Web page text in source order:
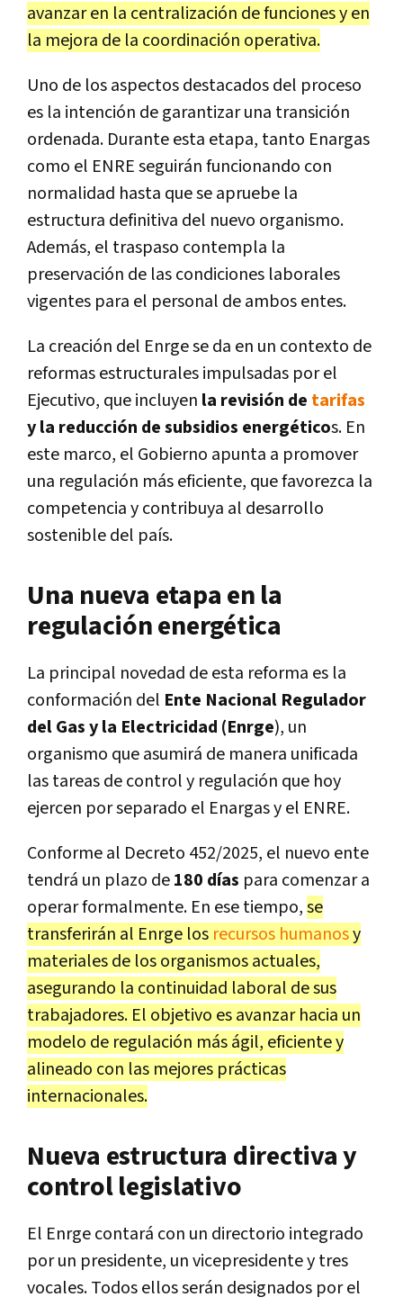
avanzar en la centralización de funciones y en
la mejora de la coordinación operativa.
Uno de los aspectos destacados del proceso
es la intención de garantizar una transición
ordenada. Durante esta etapa, tanto Enargas
como el ENRE seguirán funcionando con
normalidad hasta que se apruebe la
estructura definitiva del nuevo organismo.
Además, el traspaso contempla la
preservación de las condiciones laborales
vigentes para el personal de ambos entes.
La creación del Enrge se da en un contexto de
reformas estructurales impulsadas por el
Ejecutivo, que incluyen la revisión de tarifas
y la reducción de subsidios energéticos. En
este marco, el Gobierno apunta a promover
una regulación más eficiente, que favorezca la
competencia y contribuya al desarrollo
sostenible del país.
Una nueva etapa en la
regulación energética
La principal novedad de esta reforma es la
conformación del Ente Nacional Regulador
del Gas y la Electricidad (Enrge), un
organismo que asumirá de manera unificada
las tareas de control y regulación que hoy
ejercen por separado el Enargas y el ENRE.
Conforme al Decreto 452/2025, el nuevo ente
tendrá un plazo de180 días para comenzar a
operar formalmente. En ese tiempo,se
transferirán al Enrge los recursos humanosy
materiales de los organismos actuales,
asegurando la continuidad laboral de sus
trabajadores. El objetivo es avanzar hacia un
modelo de regulación más ágil, eficiente y
alineado con las mejores prácticas
internacionales.
Nueva estructura directiva y
control legislativo
El Enrge contará con un directorio integrado
por un presidente, un vicepresidente y tres
vocales. Todos ellos serán designados por el